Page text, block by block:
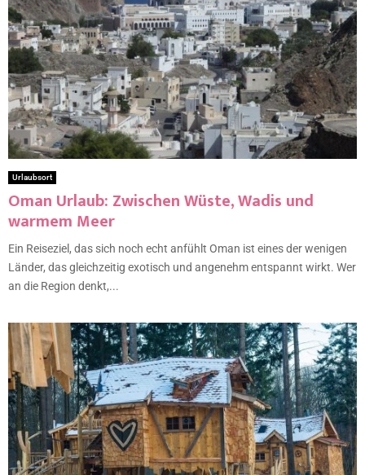
Urlaubsort
Oman Urlaub: Zwischen Wüste, Wadis und
warmem Meer
Ein Reiseziel, das sich noch echt anfühlt Oman ist eines der wenigen
Länder, das gleichzeitig exotisch und angenehm entspannt wirkt. Wer
an die Region denkt,...